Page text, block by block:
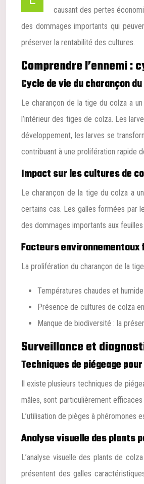
causant des pertes
des dommages importants qui
préserver la rentabilité des cultures.
Comprendre l’ennemi :
Cycle de vie du charançon
Le charançon de la tige du colza a
l’intérieur des tiges de colza. Les
développement, les larves se
contribuant à une prolifération rapide
Impact sur les cultures de
Le charançon de la tige du colza a
certains cas. Les galles formées par
des dommages importants aux
Facteurs
La prolifération du charançon de la
Températures chaudes et
Présence de cultures de colza
Manque de biodiversité : la
Surveillance et
Techniques de piégeage
Il existe plusieurs techniques de
mâles, sont particulièrement
L’utilisation de pièges à phéromones
Analyse visuelle des plants
L’analyse visuelle des plants de
présentent des galles